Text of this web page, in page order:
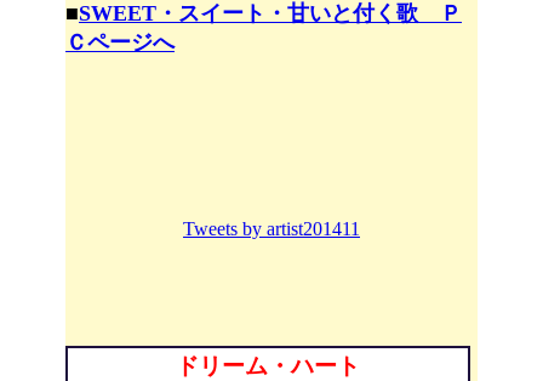
■SWEET・スイート・甘いと付く歌 Ｐ
Ｃページへ
Tweets by artist201411
ドリーム・ハート